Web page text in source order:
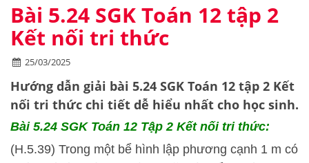
Bài 5.24 SGK Toán 12 tập 2
Kết nối tri thức
25/03/2025
Hướng dẫn giải bài 5.24 SGK Toán 12 tập 2 Kết
nối tri thức chi tiết dễ hiểu nhất cho học sinh.
Bài 5.24 SGKToán 12 Tập 2 Kết nối tri thức:
(H.5.39) Trong một bể hình lập phương cạnh 1 m có